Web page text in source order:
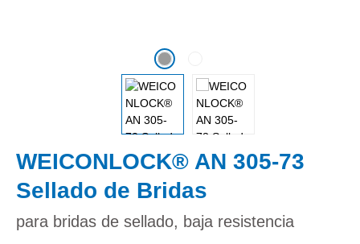
WEICONLOCK® AN 305-73
Sellado de Bridas
para bridas de sellado, baja resistencia